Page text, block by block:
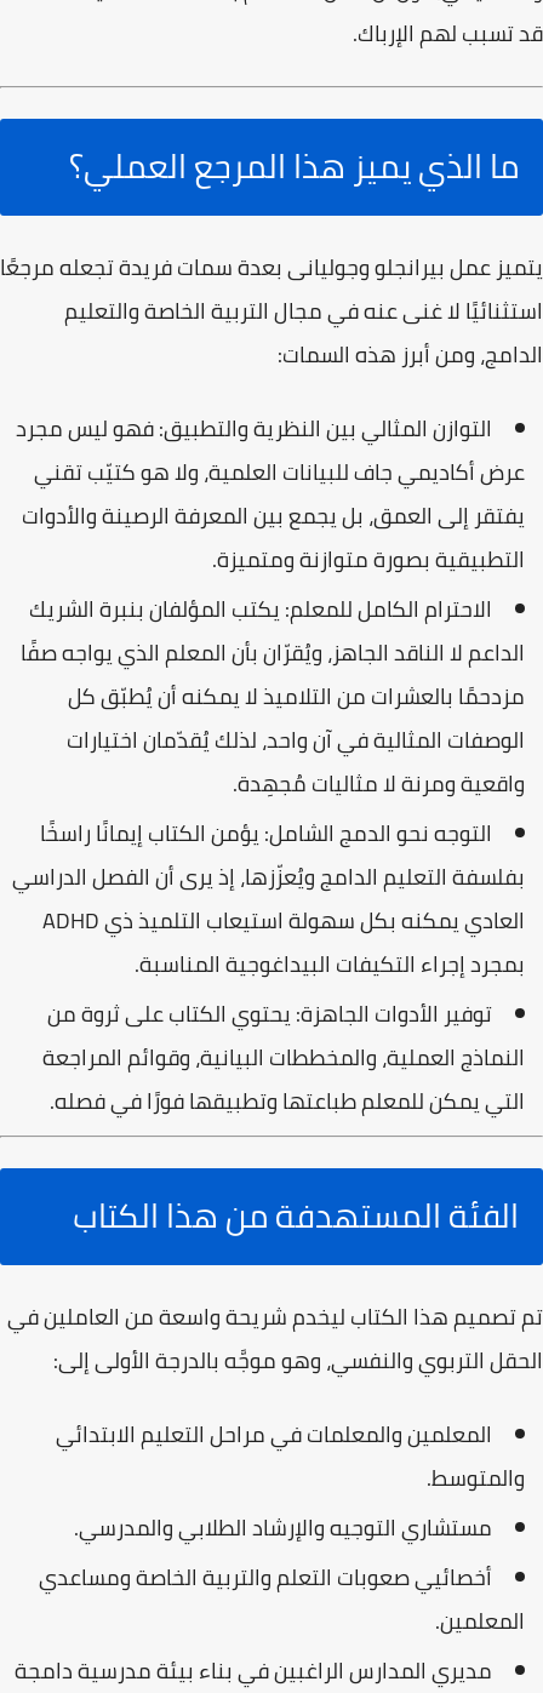
قد تسبب لهم الإرباك.
ما الذي يميز هذا المرجع العملي؟
يتميز عمل بيرانجلو وجوليانى بعدة سمات فريدة تجعله مرجعًا
استثنائيًا لا غنى عنه في مجال التربية الخاصة والتعليم
الدامج، ومن أبرز هذه السمات:
التوازن المثالي بين النظرية والتطبيق:فهو ليس مجرد
عرض أكاديمي جاف للبيانات العلمية، ولا هو كتيّب تقني
يفتقر إلى العمق، بل يجمع بين المعرفة الرصينة والأدوات
التطبيقية بصورة متوازنة ومتميزة.
الاحترام الكامل للمعلم:يكتب المؤلفان بنبرة الشريك
الداعم لا الناقد الجاهز، ويُقرّان بأن المعلم الذي يواجه صفًا
مزدحمًا بالعشرات من التلاميذ لا يمكنه أن يُطبّق كل
الوصفات المثالية في آن واحد، لذلك يُقدّمان اختيارات
واقعية ومرنة لا مثاليات مُجهِدة.
التوجه نحو الدمج الشامل:يؤمن الكتاب إيمانًا راسخًا
بفلسفة التعليم الدامج ويُعزّزها، إذ يرى أن الفصل الدراسي
العادي يمكنه بكل سهولة استيعاب التلميذ ذي ADHD
بمجرد إجراء التكيفات البيداغوجية المناسبة.
توفير الأدوات الجاهزة:يحتوي الكتاب على ثروة من
النماذج العملية، والمخططات البيانية، وقوائم المراجعة
التي يمكن للمعلم طباعتها وتطبيقها فورًا في فصله.
الفئة المستهدفة من هذا الكتاب
تم تصميم هذا الكتاب ليخدم شريحة واسعة من العاملين في
الحقل التربوي والنفسي، وهو موجَّه بالدرجة الأولى إلى:
المعلمين والمعلماتفي مراحل التعليم الابتدائي
والمتوسط.
مستشاري التوجيه والإرشادالطلابي والمدرسي.
أخصائيي صعوبات التعلم والتربية الخاصةومساعدي
المعلمين.
مديري المدارسالراغبين في بناء بيئة مدرسية دامجة